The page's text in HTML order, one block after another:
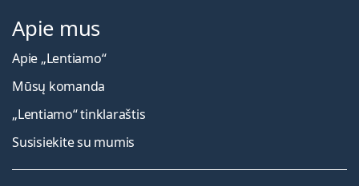
Apie mus
Apie „Lentiamo“
Mūsų komanda
„Lentiamo“ tinklaraštis
Susisiekite su mumis